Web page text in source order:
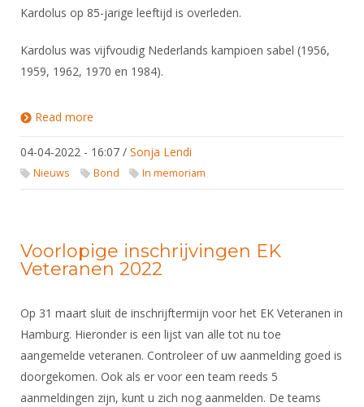
Kardolus op 85-jarige leeftijd is overleden.
Kardolus was vijfvoudig Nederlands kampioen sabel (1956,
1959, 1962, 1970 en 1984).
Read more
04-04-2022 - 16:07 / Sonja Lendi
Nieuws Bond In memoriam
Voorlopige inschrijvingen EK
Veteranen 2022
Op 31 maart sluit de inschrijftermijn voor het EK Veteranen in
Hamburg. Hieronder is een lijst van alle tot nu toe
aangemelde veteranen. Controleer of uw aanmelding goed is
doorgekomen. Ook als er voor een team reeds 5
aanmeldingen zijn, kunt u zich nog aanmelden. De teams